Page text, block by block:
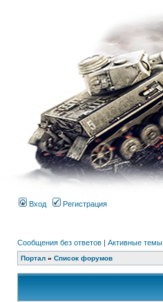
Вход Регистрация
Сообщения без ответов | Активные темы
Портал » Список форумов